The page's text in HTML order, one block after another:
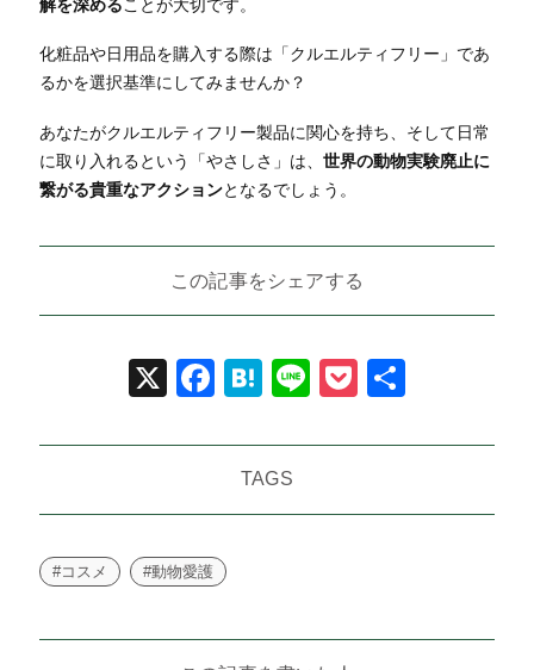
解を深めることが大切です。
化粧品や日用品を購入する際は「クルエルティフリー」であ
るかを選択基準にしてみませんか？
あなたがクルエルティフリー製品に関心を持ち、そして日常
に取り入れるという「やさしさ」は、 世界の動物実験廃止に
繋がる貴重なアクションとなるでしょう。
この記事をシェアする
X Facebook
Hatena
LinePocket
TAGS
#コスメ #動物愛護